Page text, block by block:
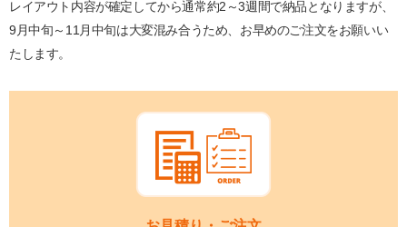
レイアウト内容が確定してから通常約2～3週間で納品となりますが、
9月中旬～11月中旬は大変混み合うため、お早めのご注文をお願いい
たします。